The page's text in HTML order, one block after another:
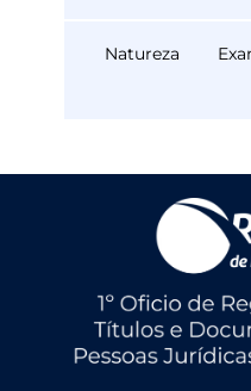
Natureza